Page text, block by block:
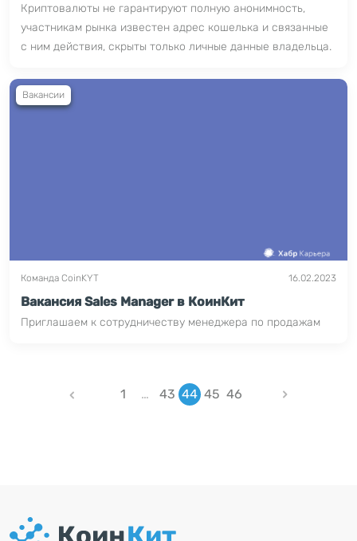
Криптовалюты не гарантируют полную анонимность,
участникам рынка известен адрес кошелька и связанные
с ним действия, скрыты только личные данные владельца.
Вакансии
Команда CoinKYT 16.02.2023
Вакансия Sales Manager в КоинКит
Приглашаем к сотрудничеству менеджера по продажам
1 … 43 44 45 46